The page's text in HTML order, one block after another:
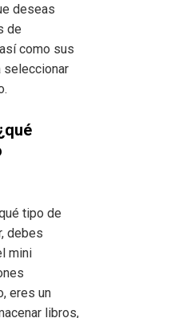
deseas
de
como sus
seleccionar
tipo de
debes
mini
eres un
libros,